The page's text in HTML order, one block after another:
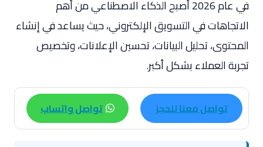
في عام 2026 أصبح الذكاء الاصطناعي من أهم
الاتجاهات في التسويق الإلكتروني، حيث يساعد في إنشاء
المحتوى، تحليل البيانات، تحسين الإعلانات، وتخصيص
تجربة العملاء بشكل أكبر.
تواصل معنا للحجز تواصل واتساب